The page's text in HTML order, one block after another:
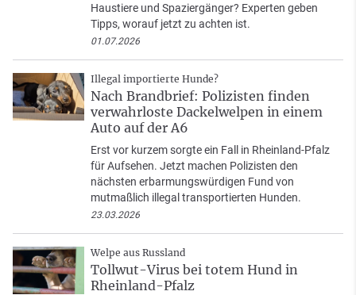
Haustiere und Spaziergänger? Experten geben
Tipps, worauf jetzt zu achten ist.
01.07.2026
Illegal importierte Hunde?
Nach Brandbrief: Polizisten finden
verwahrloste Dackelwelpen in einem
Auto auf der A6
Erst vor kurzem sorgte ein Fall in Rheinland-Pfalz
für Aufsehen. Jetzt machen Polizisten den
nächsten erbarmungswürdigen Fund von
mutmaßlich illegal transportierten Hunden.
23.03.2026
Welpe aus Russland
Tollwut-Virus bei totem Hund in
Rheinland-Pfalz